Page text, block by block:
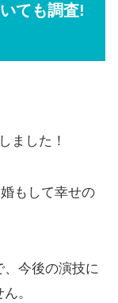
ても調査!
ました！
もして幸せの
今後の演技に
。